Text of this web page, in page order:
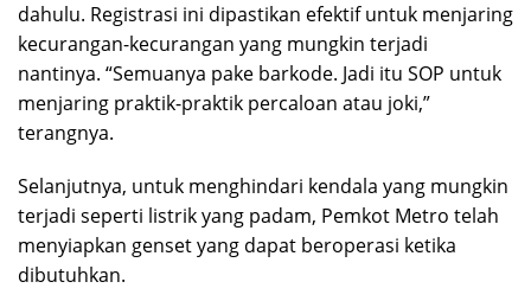
dahulu. Registrasi ini dipastikan efektif untuk menjaring
kecurangan-kecurangan yang mungkin terjadi
nantinya. “Semuanya pake barkode. Jadi itu SOP untuk
menjaring praktik-praktik percaloan atau joki,”
terangnya.
Selanjutnya, untuk menghindari kendala yang mungkin
terjadi seperti listrik yang padam, Pemkot Metro telah
menyiapkan genset yang dapat beroperasi ketika
dibutuhkan.